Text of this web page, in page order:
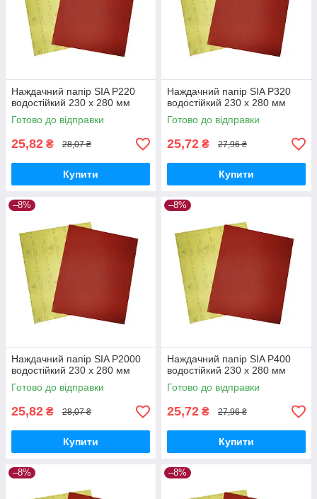
Наждачний папір SIA P220
водостійкий 230 х 280 мм
Готово до відправки
25,82 ₴ 28,07 ₴
Купити
Наждачний папір SIA P320
водостійкий 230 х 280 мм
Готово до відправки
25,72 ₴ 27,96 ₴
Купити
–8%
Наждачний папір SIA P2000
водостійкий 230 х 280 мм
Готово до відправки
25,82 ₴ 28,07 ₴
Купити
–8%
Наждачний папір SIA P400
водостійкий 230 х 280 мм
Готово до відправки
25,72 ₴ 27,96 ₴
Купити
–8% –8%